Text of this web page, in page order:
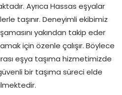
Ayrıca Hassas eşyalar
taşınır. Deneyimli ekibimiz
yakından takip eder
için özenle çalışır. Böylece
eşya taşıma hizmetimizde
bir taşıma süreci elde